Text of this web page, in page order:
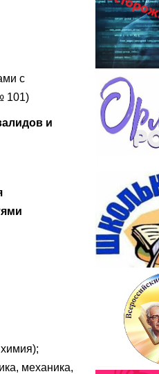
с
101)
и
механика,